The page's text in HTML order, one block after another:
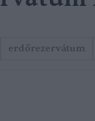
erdőrezervátum